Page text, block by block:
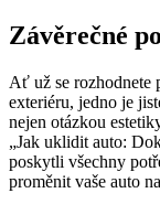
Závěrečné
Ať už se rozhodnete
exteriéru, jedno je
nejen otázkou
„Jak uklidit auto:
poskytli všechny
proměnit vaše auto